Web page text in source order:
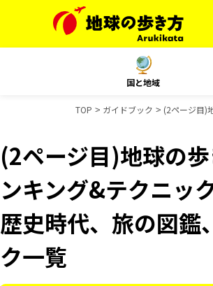
国と地域
TOP ガイドブック (2ページ目)
(2ページ目)地球の
ンキング&テクニッ
歴史時代、旅の図鑑
ク一覧